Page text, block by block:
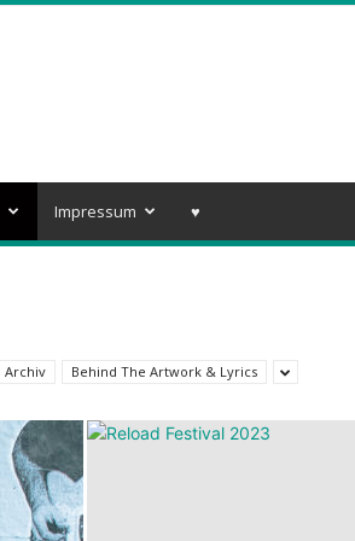
Impressum ♥️
Archiv Behind The Artwork & Lyrics